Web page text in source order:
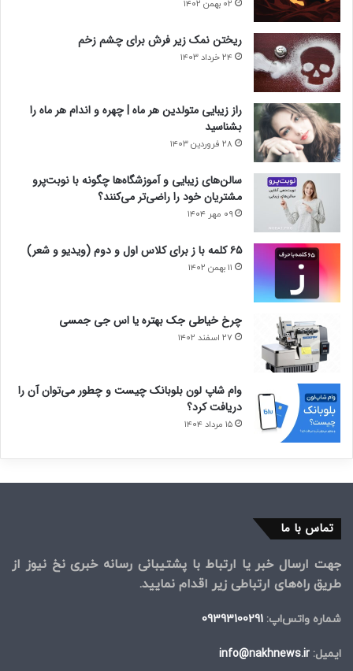
۰۲ بهمن ۱۴۰۲
ریختن نمک زیر فرش برای چشم زخم
۲۴ خرداد ۱۴۰۳
راز زیبایی متولدین هر ماه | چهره و اندام هر ماه را
بشناسید
۲۸ فروردین ۱۴۰۳
سالن‌های زیبایی و آموزشگاه‌ها چگونه با نوبت‌پرو
مشتریان خود را راضی‌تر می‌کنند؟
۰۹ مهر ۱۴۰۴
۶۵ کلمه با ز برای کلاس اول و دوم (ویدیو و شعر)
۱۱ بهمن ۱۴۰۲
چرخ خیاطی جک بهتره یا اس جی جمسی
۲۷ اسفند ۱۴۰۲
وام شاپ لون بلوبانک چیست و چطور می‌توان آن را
دریافت کرد؟
۱۵ مرداد ۱۴۰۴
تماس با ما
جهت ارسال خبر یا ارتباط با پشتیبانی رسانه خبری نخ نیوز از
طریق راه‌های ارتباطی زیر اقدام نمایید.
شماره واتس‌اپ: 09393100291
ایمیل: info@nakhnews.ir